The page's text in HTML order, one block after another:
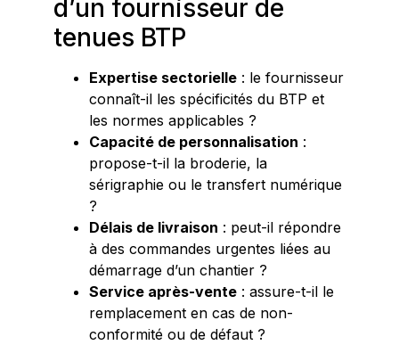
d’un fournisseur de
tenues BTP
Expertise sectorielle : le fournisseur
connaît-il les spécificités du BTP et
les normes applicables ?
Capacité de personnalisation :
propose-t-il la broderie, la
sérigraphie ou le transfert numérique
?
Délais de livraison : peut-il répondre
à des commandes urgentes liées au
démarrage d’un chantier ?
Service après-vente : assure-t-il le
remplacement en cas de non-
conformité ou de défaut ?